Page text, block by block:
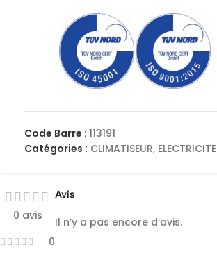
Code Barre : 113191
Catégories : CLIMATISEUR, ELECTRICITE
0 avis
0
Avis
Il n’y a pas encore d’avis.